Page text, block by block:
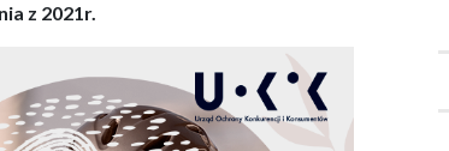
z 2021r.